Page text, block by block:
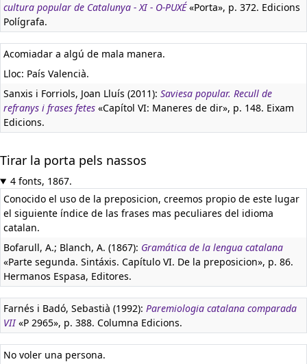
cultura popular de Catalunya - XI - O-PUXÉ«Porta», p. 372. Edicions
Polígrafa.
Acomiadar a algú de mala manera.
Lloc: País Valencià.
Sanxis i Forriols, Joan Lluís (2011): Saviesa popular. Recull de
refranys i frases fetes «Capítol VI: Maneres de dir», p. 148. Eixam
Edicions.
Tirar la porta pels nassos
4 fonts, 1867.
Conocido el uso de la preposicion, creemos propio de este lugar
el siguiente índice de las frases mas peculiares del idioma
catalan.
Bofarull, A.; Blanch, A. (1867): Gramática de la lengua catalana
«Parte segunda. Sintáxis. Capítulo VI. De la preposicion», p. 86.
Hermanos Espasa, Editores.
Farnés i Badó, Sebastià (1992): Paremiologia catalana comparada
VII«P 2965», p. 388. Columna Edicions.
No voler una persona.